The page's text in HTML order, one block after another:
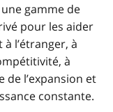
gamme de
pour les aider
l’étranger, à
à
l’expansion et
constante.